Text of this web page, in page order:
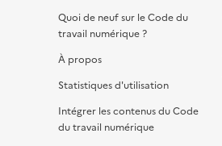
Quoi de neuf sur le Code du
travail numérique ?
À propos
Statistiques d'utilisation
Intégrer les contenus du Code
du travail numérique